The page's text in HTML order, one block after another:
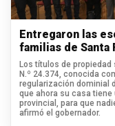
Entregaron las
familias de Santa
Los títulos de propiedad
N.º 24.374, conocida
regularización dominial
que ahora su casa
provincial, para que
afirmó el gobernador.